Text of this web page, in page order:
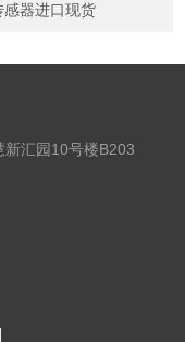
感器进口现货
汇园10号楼B203